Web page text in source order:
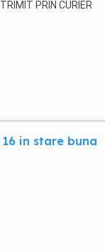
PRIN CURIER
in stare buna